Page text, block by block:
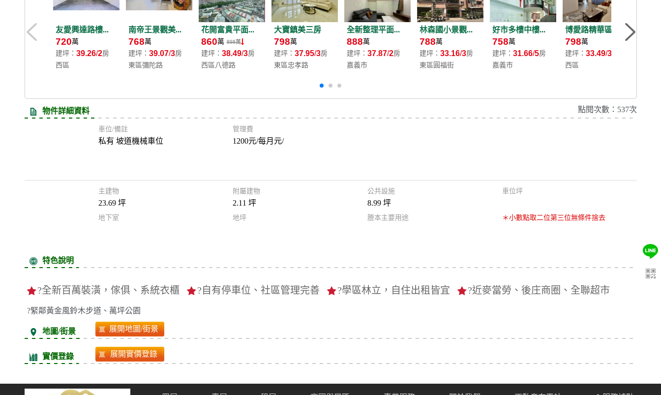
友愛興達路樓...
720萬
建坪： 39.26 2房
西區
南帝王景觀美...
768萬
建坪： 39.07 3房
東區彌陀路
花開富貴平面...
860萬 898萬
建坪： 38.49 3房
西區八德路
大寶鎮美三房
798萬
建坪： 37.95 3房
東區忠孝路
全新整理平面...
888萬
建坪： 37.87 2房
嘉義市
林森國小景觀...
788萬
建坪： 33.16 3房
東區圓福街
好市多樓中樓...
758萬
建坪： 31.66 5房
嘉義市
博愛路精華區...
798萬
建坪： 33.49 3
西區
物件詳細資料 點閱次數：537次
車位/備註
私有 坡道機械車位
管理費
1200元/每月元/
主建物
23.69 坪
附屬建物
2.11 坪
公共設施
8.99 坪
車位坪
地下室 地坪 謄本主要用途 ＊小數點取二位第三位無條件捨去
特色說明
?全新百萬裝潢，傢俱、系統衣櫃 ?自有停車位、社區管理完善 ?學區林立，自住出租皆宜 ?近麥當勞、後庄商圈、全聯超市
?緊鄰黃金風鈴木步道、萬坪公園
地圖/街景
實價登錄